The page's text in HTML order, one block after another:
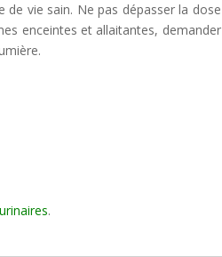
de vie sain. Ne pas dépasser la dose
enceintes et allaitantes, demander
.